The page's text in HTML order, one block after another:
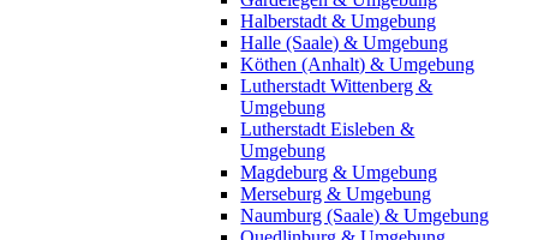
Halberstadt & Umgebung
Halle (Saale) & Umgebung
Köthen (Anhalt) & Umgebung
Lutherstadt Wittenberg &
Umgebung
Lutherstadt Eisleben &
Umgebung
Magdeburg & Umgebung
Merseburg & Umgebung
Naumburg (Saale) & Umgebung